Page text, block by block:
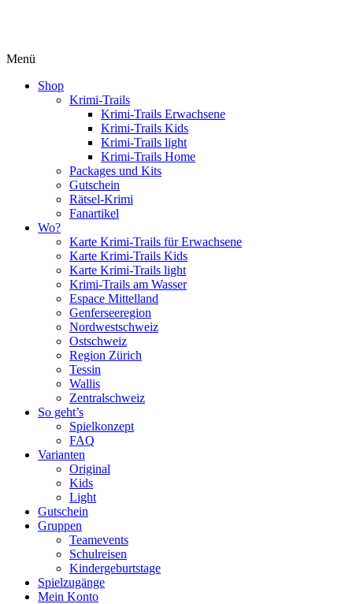
Menü
Shop
Krimi-Trails
Krimi-Trails Erwachsene
Krimi-Trails Kids
Krimi-Trails light
Krimi-Trails Home
Packages und Kits
Gutschein
Rätsel-Krimi
Fanartikel
Wo?
Karte Krimi-Trails für Erwachsene
Karte Krimi-Trails Kids
Karte Krimi-Trails light
Krimi-Trails am Wasser
Espace Mittelland
Genferseeregion
Nordwestschweiz
Ostschweiz
Region Zürich
Tessin
Wallis
Zentralschweiz
So geht’s
Spielkonzept
FAQ
Varianten
Original
Kids
Light
Gutschein
Gruppen
Teamevents
Schulreisen
Kindergeburtstage
Spielzugänge
Mein Konto